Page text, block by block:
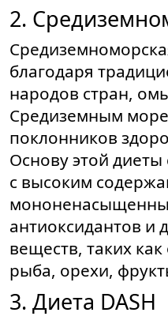
2.
благодаря
народов стран,
Средиземным
поклонников
Основу этой
с высоким
антиоксидантов и
веществ, таких
рыба, орехи,
3. Диета DASH